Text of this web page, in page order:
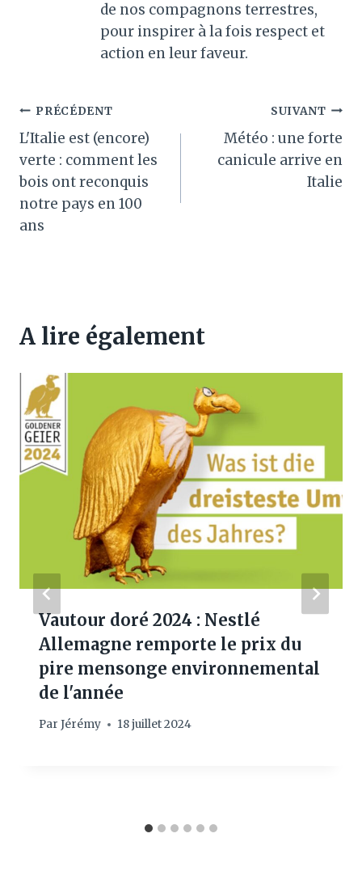
de nos compagnons terrestres,
pour inspirer à la fois respect et
action en leur faveur.
Navigation
de
l’article
PRÉCÉDENT
L'Italie est (encore)
verte : comment les
bois ont reconquis
notre pays en 100
ans
SUIVANT
Météo : une forte
canicule arrive en
Italie
A lire également
Vautour doré 2024 : Nestlé
Allemagne remporte le prix du
pire mensonge environnemental
de l'année
Par Jérémy 18 juillet 2024